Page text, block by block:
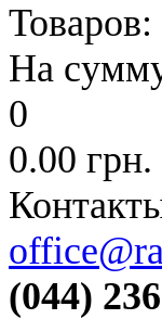
Товаров:
На
0
0.00 грн.
(044)